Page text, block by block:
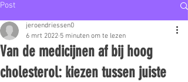
Post
Van de medicijnen af bij hoog
cholesterol: kiezen tussen juiste
jeroendriessen0
6 mrt 2022 5 minuten om te lezen